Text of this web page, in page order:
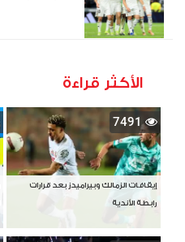
الأكثر قراءة
7491
إيقافات الزمالك وبيراميدز بعد قرارات
رابطة الأندية